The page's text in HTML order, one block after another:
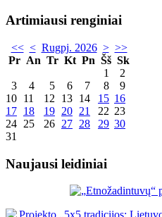
Artimiausi renginiai
<< < Rugpj. 2026 > >>
Pr An Tr Kt Pn Šš Sk
1
2
3
4 5 6 7 8
9
10 11 12 13 14 15 16
17 18 19 20 21 22 23
24 25 26 27 28 29 30
31
Naujausi leidiniai